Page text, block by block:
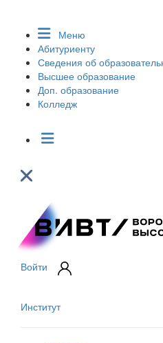
Меню
Абитуриенту
Сведения об
Высшее образование
Доп. образование
Колледж
Войти
Институт